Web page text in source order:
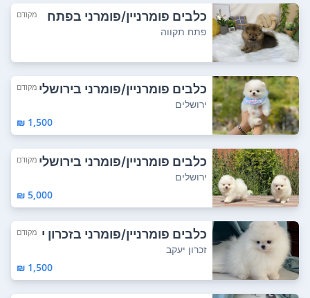
כלבים פומרניין/פומרני בפתח
תקווה
מקודם
פתח תקווה
כלבים פומרניין/פומרני בירושלי
ם
מקודם
ירושלים
1,500 ₪
כלבים פומרניין/פומרני בירושלי
ם
מקודם
ירושלים
5,000 ₪
כלבים פומרניין/פומרני בזכרון י
עקב
מקודם
זכרון יעקב
1,500 ₪